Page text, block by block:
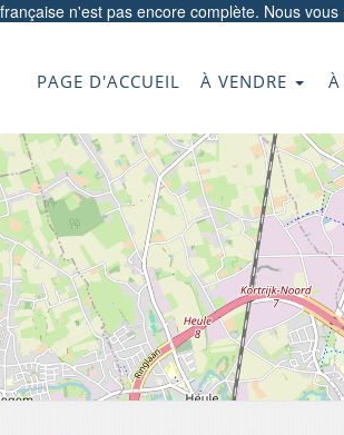
n'est pas encore complète. Nous
PAGE D'ACCUEIL À VENDRE À